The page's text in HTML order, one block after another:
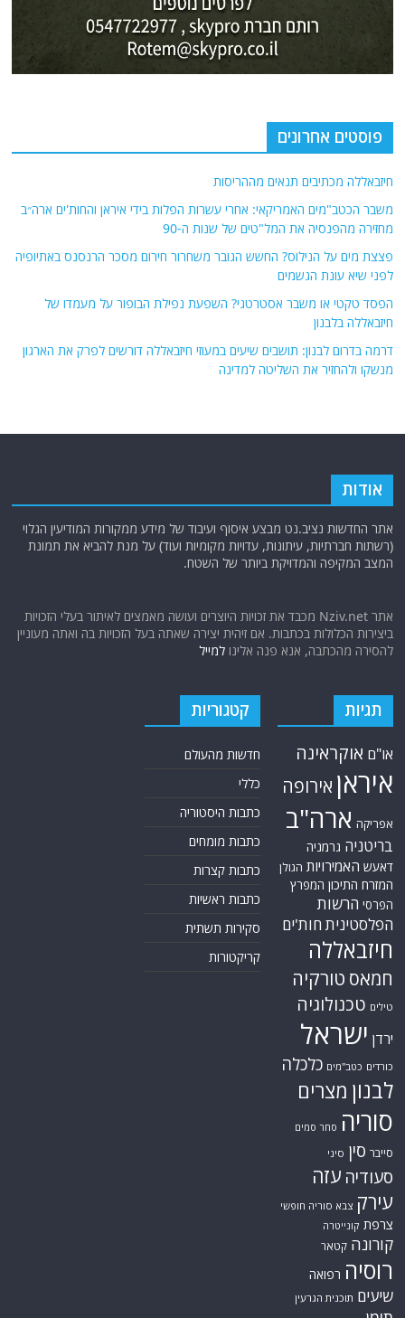
פוסטים אחרונים
חיזבאללה מכתיבים תנאים מההריסות
משבר הכטב"מים האמריקאי: אחרי עשרות הפלות בידי איראן והחות'ים ארה״ב
מחזירה מהפנסיה את המל"טים של שנות ה-90
פצצת מים על הנילוס? החשש הגובר משחרור חירום מסכר הרנסנס באתיופיה
לפני שיא עונת הגשמים
הפסד טקטי או משבר אסטרטגי? השפעת נפילת הבופור על מעמדו של
חיזבאללה בלבנון
דרמה בדרום לבנון: תושבים שיעים במעוזי חיזבאללה דורשים לפרק את הארגון
מנשקו ולהחזיר את השליטה למדינה
אודות
אתר החדשות נציב.נט מבצע איסוף ועיבוד של מידע ממקורות המודיעין הגלוי
(רשתות חברתיות, עיתונות, עדויות מקומיות ועוד) על מנת להביא את תמונת
המצב המקיפה והמדויקת ביותר של השטח.
אתר Nziv.net מכבד את זכויות היוצרים ועושה מאמצים לאיתור בעלי הזכויות
ביצירות הכלולות בכתבות. אם זיהית יצירה שאתה בעל הזכויות בה ואתה מעוניין
להסירה מהכתבה, אנא פנה אלינולמייל
תגיות
או"ם אוקראינה
איראן אירופה
אפריקה ארה"ב
בריטניה גרמניה
דאעש האמירויות הגולן
המזרח התיכון המפרץ
הפרסי הרשות
הפלסטיניתחות'ים
חיזבאללה
חמאס טורקיה
טילים טכנולוגיה
ירדן ישראל
כורדים כטב"מים כלכלה
לבנון מצרים
סוריה סחר סמים
סייבר סין סיני
סעודיה עזה
עירק צבא סוריה חופשי
צרפת קונייטרה
קורונה קטאר
רוסיה רפואה
שיעים תוכנית הגרעין
קטגוריות
חדשות מהעולם
כללי
כתבות היסטוריה
כתבות מומחים
כתבות קצרות
כתבות ראשיות
סקירות תשתית
קריקטורות